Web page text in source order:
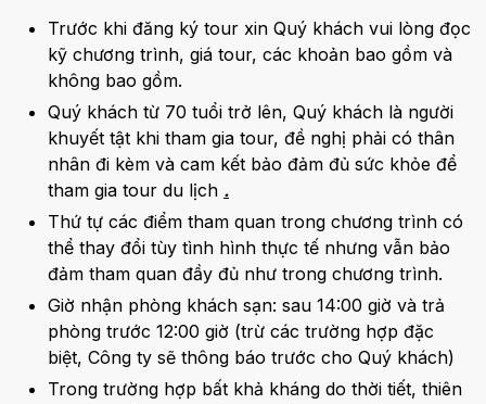
Trước khi đăng ký tour xin Quý khách vui lòng đọc
kỹ chương trình, giá tour, các khoản bao gồm và
không bao gồm.
Quý khách từ 70 tuổi trở lên, Quý khách là người
khuyết tật khi tham gia tour, đề nghị phải có thân
nhân đi kèm và cam kết bảo đảm đủ sức khỏe để
tham gia tour du lịch .
Thứ tự các điểm tham quan trong chương trình có
thể thay đổi tùy tình hình thực tế nhưng vẫn bảo
đảm tham quan đầy đủ như trong chương trình.
Giờ nhận phòng khách sạn: sau 14:00 giờ và trả
phòng trước 12:00 giờ (trừ các trường hợp đặc
biệt, Công ty sẽ thông báo trước cho Quý khách)
Trong trường hợp bất khả kháng do thời tiết, thiên